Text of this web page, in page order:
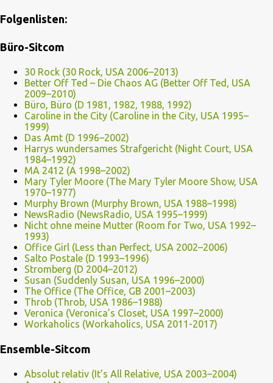
Folgenlisten:
Büro-Sitcom
30 Rock (30 Rock, USA 2006–2013)
Better Off Ted – Die Chaos AG (Better Off Ted, USA
2009–2010)
Büro, Büro (D 1981, 1982, 1988, 1992)
Caroline in the City (Caroline in the City, USA 1995–
1999)
Das Amt (D 1996–2002)
Harrys wundersames Strafgericht (Night Court, USA
1984–1992)
MA 2412 (A 1998–2002)
Mary Tyler Moore (The Mary Tyler Moore Show, USA
1970–1977)
Murphy Brown (Murphy Brown, USA 1988–1998)
NewsRadio (NewsRadio, USA 1995–1999)
Nicht ohne meine Mutter (Room for Two, USA 1992–
1993)
Office Girl (Less than Perfect, USA 2002–2006)
Salto Postale (D 1993–1996)
Stromberg (D 2004–2012)
Susan (Suddenly Susan, USA 1996–2000)
The Office (The Office, GB 2001–2003)
Throb (Throb, USA 1986–1988)
Veronica (Veronica’s Closet, USA 1997–2000)
Workaholics (Workaholics, USA 2011-2017)
Ensemble-Sitcom
Absolut relativ (It’s All Relative, USA 2003–2004)